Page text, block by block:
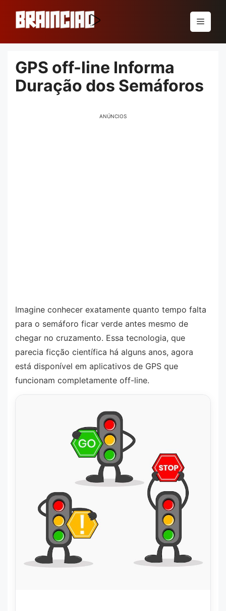
conteúdo
Menu
GPS off-line Informa
Duração dos Semáforos
ANÚNCIOS
Imagine conhecer exatamente quanto tempo falta
para o semáforo ficar verde antes mesmo de
chegar no cruzamento. Essa tecnologia, que
parecia ficção científica há alguns anos, agora
está disponível em aplicativos de GPS que
funcionam completamente off-line.